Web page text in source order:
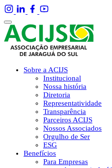
Sobre a ACIJS
Institucional
Nossa história
Diretoria
Representatividade
Transparência
Parceiros ACIJS
Nossos Associados
Orgulho de Ser
ESG
Benefícios
Para Empresas